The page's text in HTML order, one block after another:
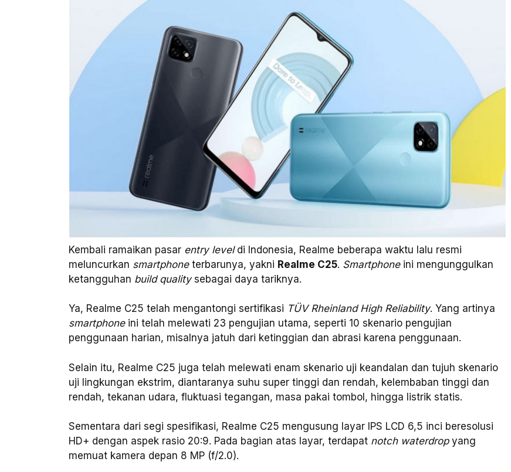
Kembali ramaikan pasar entry leveldi Indonesia, Realme beberapa waktu lalu resmi
meluncurkan smartphoneterbarunya, yakni Realme C25. Smartphoneini mengunggulkan
ketangguhan build qualitysebagai daya tariknya.
Ya, Realme C25 telah mengantongi sertifikasi TÜV Rheinland High Reliability. Yang artinya
smartphoneini telah melewati 23 pengujian utama, seperti 10 skenario pengujian
penggunaan harian, misalnya jatuh dari ketinggian dan abrasi karena penggunaan.
Selain itu, Realme C25 juga telah melewati enam skenario uji keandalan dan tujuh skenario
uji lingkungan ekstrim, diantaranya suhu super tinggi dan rendah, kelembaban tinggi dan
rendah, tekanan udara, fluktuasi tegangan, masa pakai tombol, hingga listrik statis.
Sementara dari segi spesifikasi, Realme C25 mengusung layar IPS LCD 6,5 inci beresolusi
HD+ dengan aspek rasio 20:9. Pada bagian atas layar, terdapat notch waterdropyang
memuat kamera depan 8 MP (f/2.0).